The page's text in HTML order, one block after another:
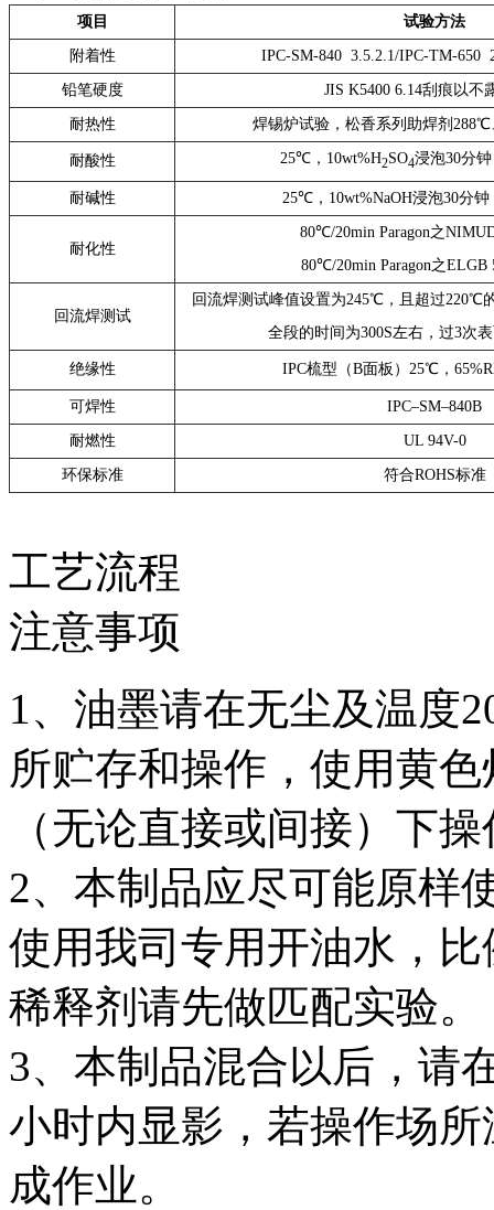
项目 试验方法
附着性 IPC-SM-840 3.5.2.1/IPC-TM-650
铅笔硬度 JIS K5400 6.14刮痕以不
耐热性 焊锡炉试验，松香系列助焊剂288℃
耐酸性 25℃，10wt%H2SO4浸泡30分
耐碱性 25℃，10wt%NaOH浸泡30分
耐化性
80℃/20min Paragon之
80℃/20min Paragon之ELGB
回流焊测试
回流焊测试峰值设置为245℃，且超过220℃
全段的时间为300S左右，过3次
绝缘性 IPC梳型（B面板）25℃，
可焊性 IPC–SM–840B
耐燃性 UL 94V-0
环保标准 符合ROHS标准
工艺流程
注意事项
1、油墨请在无尘及温度
所贮存和操作，使用黄
（无论直接或间接）下
2、本制品应尽可能原样
使用我司专用开油水，
稀释剂请先做匹配实验。
3、本制品混合以后，请
小时内显影，若操作场
成作业。